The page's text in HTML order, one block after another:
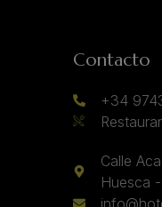
Contacto
+34
Calle
Huesca